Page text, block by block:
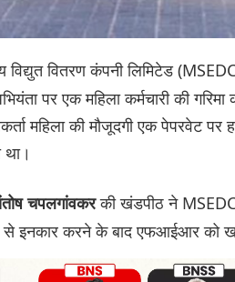
विद्युत वितरण कंपनी लिमिटेड
पर एक महिला कर्मचारी की
महिला की मौजूदगी एक पेपरवेट पर
चपलगांवकरकी खंडपीठ ने
से इनकार करने के बाद एफआईआर को